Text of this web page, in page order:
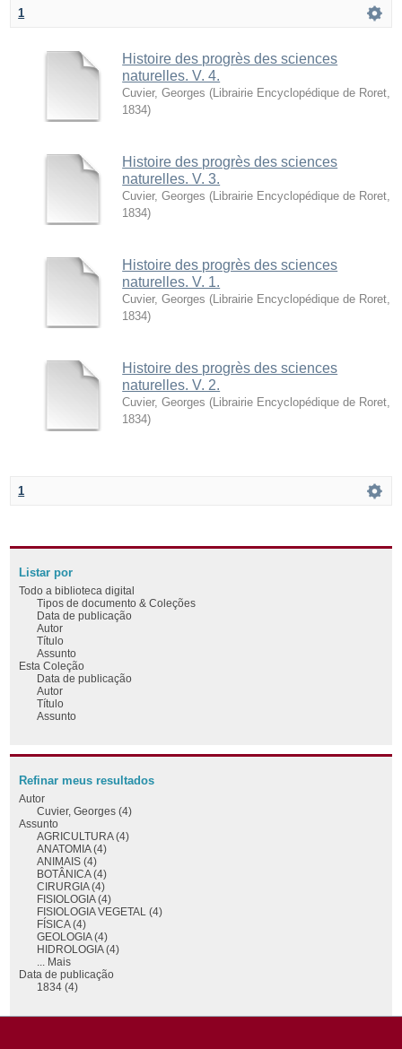
1
Histoire des progrès des sciences
naturelles. V. 4.
Cuvier, Georges ( Librairie Encyclopédique de Roret
1834)
Histoire des progrès des sciences
naturelles. V. 3.
Cuvier, Georges ( Librairie Encyclopédique de Roret
1834)
Histoire des progrès des sciences
naturelles. V. 1.
Cuvier, Georges ( Librairie Encyclopédique de Roret
1834)
Histoire des progrès des sciences
naturelles. V. 2.
Cuvier, Georges ( Librairie Encyclopédique de Roret
1834)
1
Listar por
Todo a biblioteca digital
Tipos de documento & Coleções
Data de publicação
Autor
Título
Assunto
Esta Coleção
Data de publicação
Autor
Título
Assunto
Refinar meus resultados
Autor
Cuvier, Georges (4)
Assunto
AGRICULTURA (4)
ANATOMIA (4)
ANIMAIS (4)
BOTÂNICA (4)
CIRURGIA (4)
FISIOLOGIA (4)
FISIOLOGIA VEGETAL (4)
FÍSICA (4)
GEOLOGIA (4)
HIDROLOGIA (4)
... Mais
Data de publicação
1834 (4)